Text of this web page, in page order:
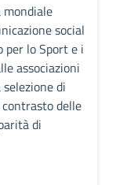
mondiale
social
lo Sport e i
associazioni
di
delle
di